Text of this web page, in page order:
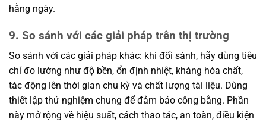
hằng ngày.
9. So sánh với các giải pháp trên thị trường
So sánh với các giải pháp khác: khi đối sánh, hãy dùng tiêu
chí đo lường như độ bền, ổn định nhiệt, kháng hóa chất,
tác động lên thời gian chu kỳ và chất lượng tài liệu. Dùng
thiết lập thử nghiệm chung để đảm bảo công bằng. Phần
này mở rộng về hiệu suất, cách thao tác, an toàn, điều kiện